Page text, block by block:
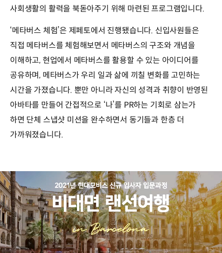
사회생활의 활력을 북돋아주기 위해 마련된 프로그램입니다.
‘메타버스 체험’은 제페토에서 진행됐습니다. 신입사원들은
직접 메타버스를 체험해보면서 메타버스의 구조와 개념을
이해하고, 현업에서 메타버스를 활용할 수 있는 아이디어를
공유하며, 메타버스가 우리 일과 삶에 끼칠 변화를 고민하는
시간을 가졌습니다. 뿐만 아니라 자신의 성격과 취향이 반영된
아바타를 만들어 간접적으로 ‘나’를 PR하는 기회로 삼는가
하면 단체 스냅샷 미션을 완수하면서 동기들과 한층 더
가까워졌습니다.